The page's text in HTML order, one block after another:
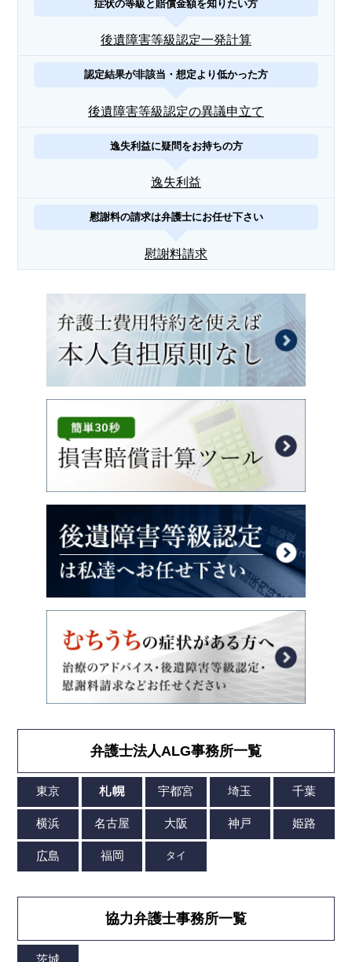
症状の等級と賠償金額を知りたい方
後遺障害等級認定一発計算
認定結果が非該当・想定より低かった方
後遺障害等級認定の異議申立て
逸失利益に疑問をお持ちの方
逸失利益
慰謝料の請求は弁護士にお任せ下さい
慰謝料請求
弁護士法人ALG事務所一覧
協力弁護士事務所一覧